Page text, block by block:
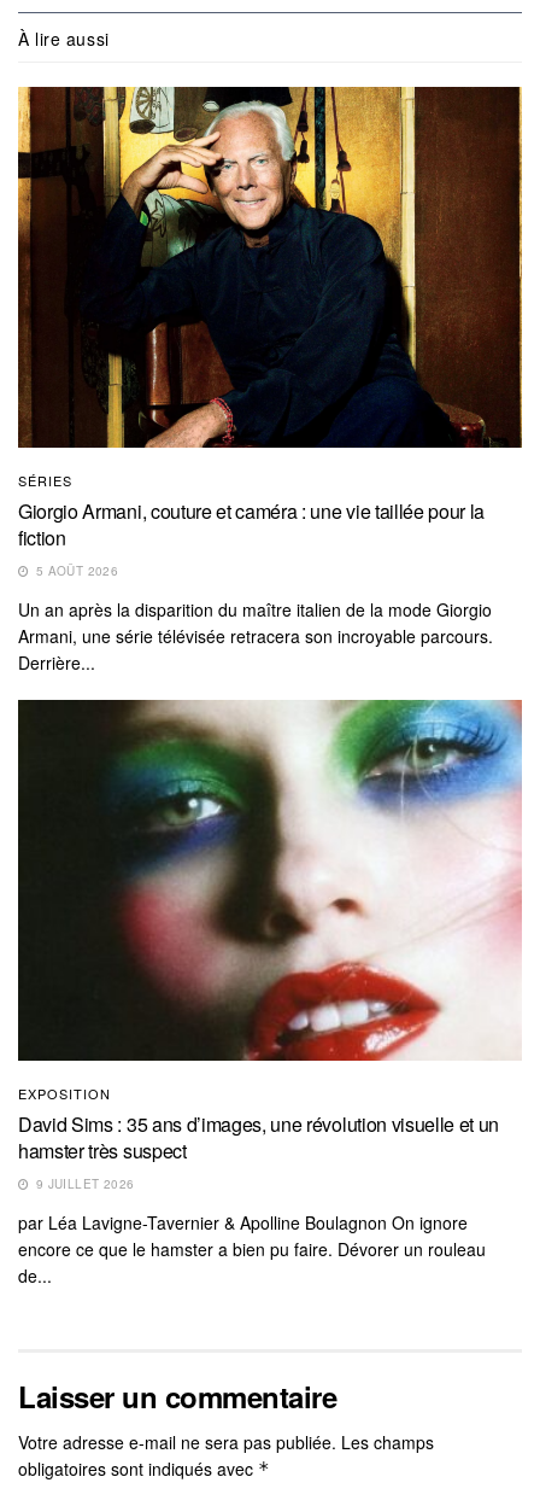
À lire aussi
SÉRIES
Giorgio Armani, couture et caméra : une vie taillée pour la
fiction
5 AOÛT 2026
Un an après la disparition du maître italien de la mode Giorgio
Armani, une série télévisée retracera son incroyable parcours.
Derrière...
EXPOSITION
David Sims : 35 ans d’images, une révolution visuelle et un
hamster très suspect
9 JUILLET 2026
par Léa Lavigne-Tavernier & Apolline Boulagnon On ignore
encore ce que le hamster a bien pu faire. Dévorer un rouleau
de...
Laisser un commentaire
Votre adresse e-mail ne sera pas publiée. Les champs
obligatoires sont indiqués avec *